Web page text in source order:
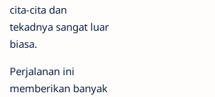
cita-cita dan
tekadnya sangat luar
biasa.
Perjalanan ini
memberikan banyak